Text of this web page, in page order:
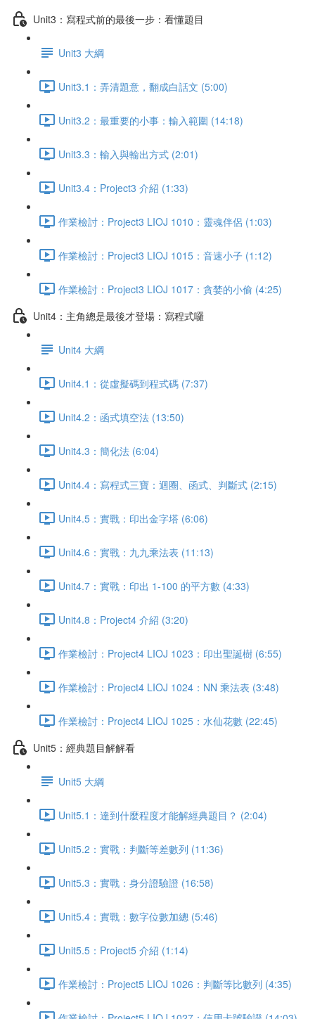
Unit3：寫程式前的最後一步：看懂題目
Unit3 大綱
Unit3.1：弄清題意，翻成白話文 (5:00)
Unit3.2：最重要的小事：輸入範圍 (14:18)
Unit3.3：輸入與輸出方式 (2:01)
Unit3.4：Project3 介紹 (1:33)
作業檢討：Project3 LIOJ 1010：靈魂伴侶 (1:03)
作業檢討：Project3 LIOJ 1015：音速小子 (1:12)
作業檢討：Project3 LIOJ 1017：貪婪的小偷 (4:25)
Unit4：主角總是最後才登場：寫程式囉
Unit4 大綱
Unit4.1：從虛擬碼到程式碼 (7:37)
Unit4.2：函式填空法 (13:50)
Unit4.3：簡化法 (6:04)
Unit4.4：寫程式三寶：迴圈、函式、判斷式 (2:15)
Unit4.5：實戰：印出金字塔 (6:06)
Unit4.6：實戰：九九乘法表 (11:13)
Unit4.7：實戰：印出 1-100 的平方數 (4:33)
Unit4.8：Project4 介紹 (3:20)
作業檢討：Project4 LIOJ 1023：印出聖誕樹 (6:55)
作業檢討：Project4 LIOJ 1024：NN 乘法表 (3:48)
作業檢討：Project4 LIOJ 1025：水仙花數 (22:45)
Unit5：經典題目解解看
Unit5 大綱
Unit5.1：達到什麼程度才能解經典題目？ (2:04)
Unit5.2：實戰：判斷等差數列 (11:36)
Unit5.3：實戰：身分證驗證 (16:58)
Unit5.4：實戰：數字位數加總 (5:46)
Unit5.5：Project5 介紹 (1:14)
作業檢討：Project5 LIOJ 1026：判斷等比數列 (4:35)